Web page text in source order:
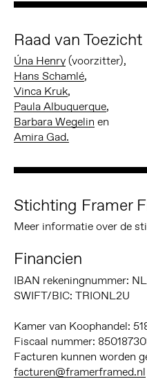
Raad van Toezicht
Úna Henry(voorzitter),
Hans Schamlé,
Vinca Kruk,
Paula Albuquerque,
Barbara Wegelin en
Amira Gad.
Stichting Framer
Meer informatie over de
Financien
IBAN rekeningnummer:
SWIFT/BIC: TRIONL2U
Kamer van Koophandel:
Fiscaal nummer:
Facturen kunnen worden
facturen@framerframed.nl